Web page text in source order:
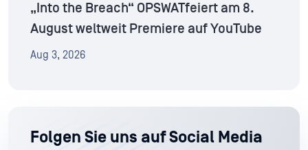
„Into the Breach“ OPSWATfeiert am 8.
August weltweit Premiere auf YouTube
Aug 3, 2026
Folgen Sie uns auf Social Media